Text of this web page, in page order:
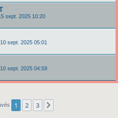
sept. 2025 10:20
10 sept. 2025 05:01
10 sept. 2025 04:59
1 2 3